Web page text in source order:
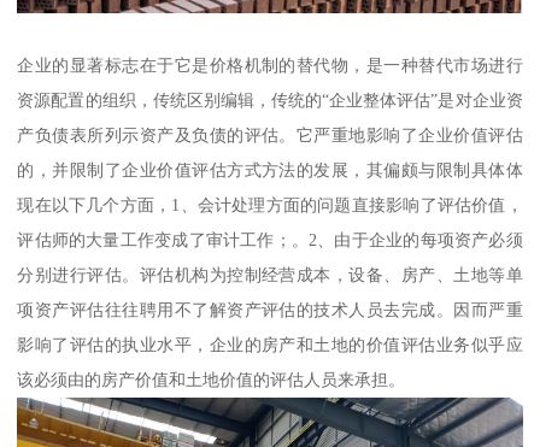
企业的显著标志在于它是价格机制的替代物，是一种替代市场进行
资源配置的组织，传统区别编辑，传统的“企业整体评估”是对企业资
产负债表所列示资产及负债的评估。它严重地影响了企业价值评估
的，并限制了企业价值评估方式方法的发展，其偏颇与限制具体体
现在以下几个方面，1、会计处理方面的问题直接影响了评估价值，
评估师的大量工作变成了审计工作；。2、由于企业的每项资产必须
分别进行评估。评估机构为控制经营成本，设备、房产、土地等单
项资产评估往往聘用不了解资产评估的技术人员去完成。因而严重
影响了评估的执业水平，企业的房产和土地的价值评估业务似乎应
该必须由的房产价值和土地价值的评估人员来承担。